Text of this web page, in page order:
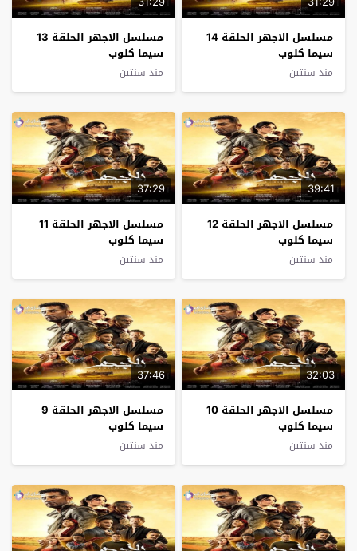
مسلسل الاجهر الحلقة 14
سيما كلوب
منذ سنتين
مسلسل الاجهر الحلقة 13
سيما كلوب
منذ سنتين
39:41
مسلسل الاجهر الحلقة 12
سيما كلوب
منذ سنتين
37:29
مسلسل الاجهر الحلقة 11
سيما كلوب
منذ سنتين
32:03
مسلسل الاجهر الحلقة 10
سيما كلوب
منذ سنتين
37:46
مسلسل الاجهر الحلقة 9
سيما كلوب
منذ سنتين